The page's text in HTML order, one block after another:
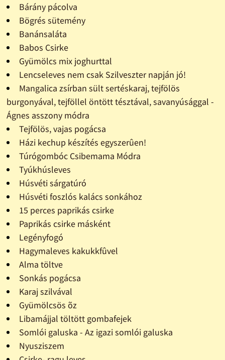
Bárány pácolva
Bögrés sütemény
Banánsaláta
Babos Csirke
Gyümölcs mix joghurttal
Lencseleves nem csak Szilveszter napján jó!
Mangalica zsírban sült sertéskaraj, tejfölös
burgonyával, tejföllel öntött tésztával, savanyúsággal -
Ágnes asszony módra
Tejfölös, vajas pogácsa
Házi kechup készítés egyszerûen!
Túrógombóc Csibemama Módra
Tyúkhúsleves
Húsvéti sárgatúró
Húsvéti foszlós kalács sonkához
15 perces paprikás csirke
Paprikás csirke másként
Legényfogó
Hagymaleves kakukkfûvel
Alma töltve
Sonkás pogácsa
Karaj szilvával
Gyümölcsös õz
Libamájjal töltött gombafejek
Somlói galuska - Az igazi somlói galuska
Nyusziszem